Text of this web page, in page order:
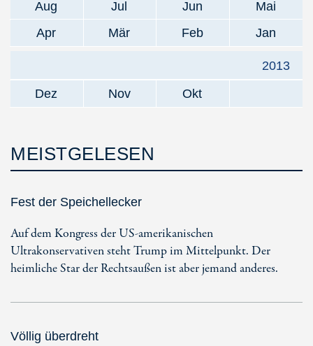
Aug
Jul Jun
Mai
Apr
Mär Feb Jan
2013
Dez
Nov Okt
MEISTGELESEN
Fest der Speichellecker
Auf dem Kongress der US-amerikanischen
Ultrakonservativen steht Trump im Mittelpunkt. Der
heimliche Star der Rechtsaußen ist aber jemand anderes.
Völlig überdreht